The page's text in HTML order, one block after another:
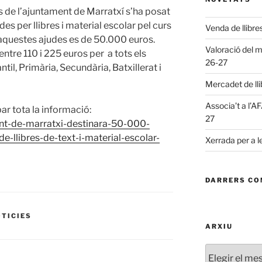
de l’ajuntament de Marratxí s’ha posat
per llibres i material escolar pel curs
ajudes es de 50.000 euros.
110 i 225 euros per a tots els
Primària, Secundària, Batxillerat i
tota la informació:
de-marratxi-destinara-50-000-
llibres-de-text-i-material-escolar-
Venda de
Valoració del
26-27
Mercadet de
Associa’t a
27
Xerrada per a
DARRERS
ARXIU